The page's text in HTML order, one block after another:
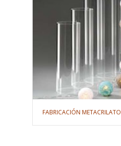
FABRICACIÓN METACRILATO